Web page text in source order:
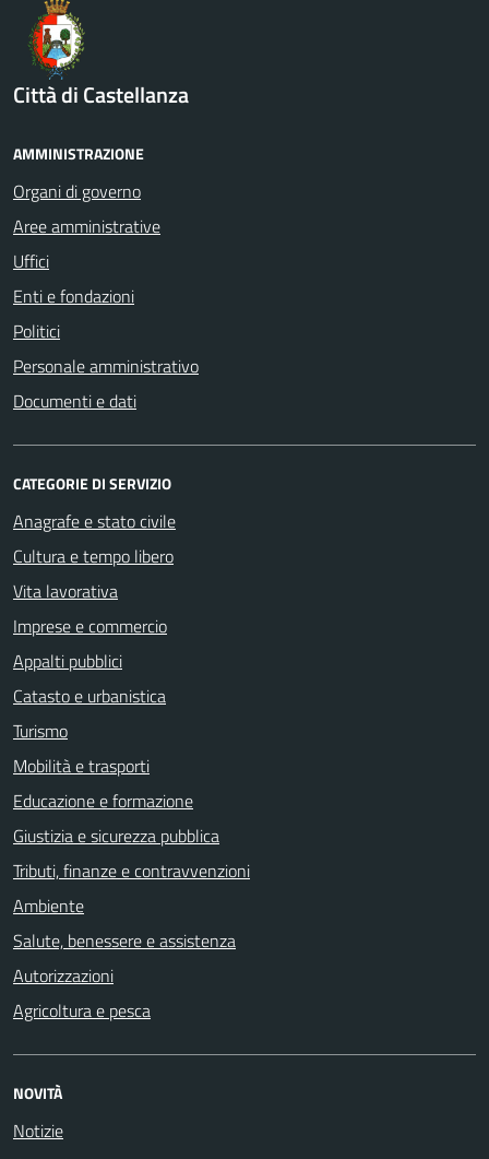
Città di Castellanza
AMMINISTRAZIONE
Organi di governo
Aree amministrative
Uffici
Enti e fondazioni
Politici
Personale amministrativo
Documenti e dati
CATEGORIE DI SERVIZIO
Anagrafe e stato civile
Cultura e tempo libero
Vita lavorativa
Imprese e commercio
Appalti pubblici
Catasto e urbanistica
Turismo
Mobilità e trasporti
Educazione e formazione
Giustizia e sicurezza pubblica
Tributi, finanze e contravvenzioni
Ambiente
Salute, benessere e assistenza
Autorizzazioni
Agricoltura e pesca
NOVITÀ
Notizie